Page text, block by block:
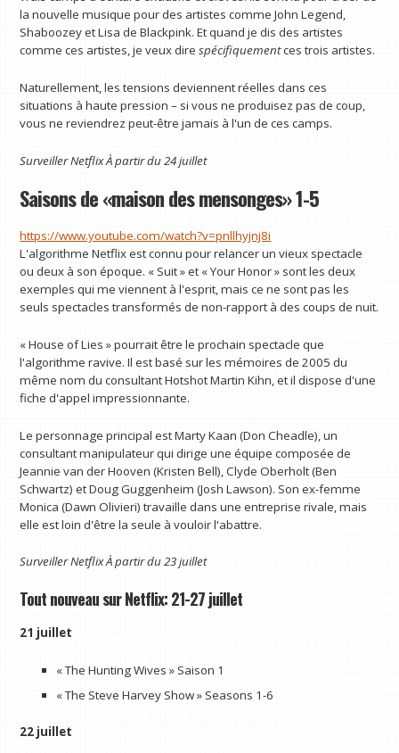
la nouvelle musique pour des artistes comme John Legend,
Shaboozey et Lisa de Blackpink. Et quand je dis des artistes
comme ces artistes, je veux direspécifiquementces trois artistes.
Naturellement, les tensions deviennent réelles dans ces
situations à haute pression – si vous ne produisez pas de coup,
vous ne reviendrez peut-être jamais à l'un de ces camps.
SurveillerNetflixÀ partir du 24 juillet
Saisons de «maison des mensonges» 1-5
https://www.youtube.com/watch?v=pnllhyjnj8i
L'algorithme Netflix est connu pour relancer un vieux spectacle
ou deux à son époque. « Suit » et « Your Honor » sont les deux
exemples qui me viennent à l'esprit, mais ce ne sont pas les
seuls spectacles transformés de non-rapport à des coups de nuit.
« House of Lies » pourrait être le prochain spectacle que
l'algorithme ravive. Il est basé sur les mémoires de 2005 du
même nom du consultant Hotshot Martin Kihn, et il dispose d'une
fiche d'appel impressionnante.
Le personnage principal est Marty Kaan (Don Cheadle), un
consultant manipulateur qui dirige une équipe composée de
Jeannie van der Hooven (Kristen Bell), Clyde Oberholt (Ben
Schwartz) et Doug Guggenheim (Josh Lawson). Son ex-femme
Monica (Dawn Olivieri) travaille dans une entreprise rivale, mais
elle est loin d'être la seule à vouloir l'abattre.
SurveillerNetflixÀ partir du 23 juillet
Tout nouveau sur Netflix: 21-27 juillet
21 juillet
« The Hunting Wives » Saison 1
« The Steve Harvey Show » Seasons 1-6
22 juillet